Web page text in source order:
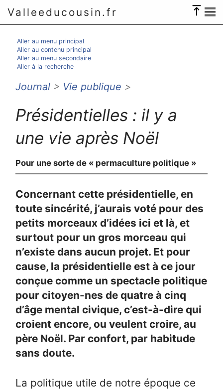
Valleeducousin.fr
Aller au menu principal
Aller au contenu principal
Aller au menu secondaire
Aller à la recherche
Journal > Vie publique >
Présidentielles : il y a
une vie après Noël
Pour une sorte de « permaculture politique »
Concernant cette présidentielle, en
toute sincérité, j’aurais voté pour des
petits morceaux d’idées ici et là, et
surtout pour un gros morceau qui
n’existe dans aucun projet. Et pour
cause, la présidentielle est à ce jour
conçue comme un spectacle politique
pour citoyen-nes de quatre à cinq
d’âge mental civique, c’est-à-dire qui
croient encore, ou veulent croire, au
père Noël. Par confort, par habitude
sans doute.
La politique utile de notre époque ce